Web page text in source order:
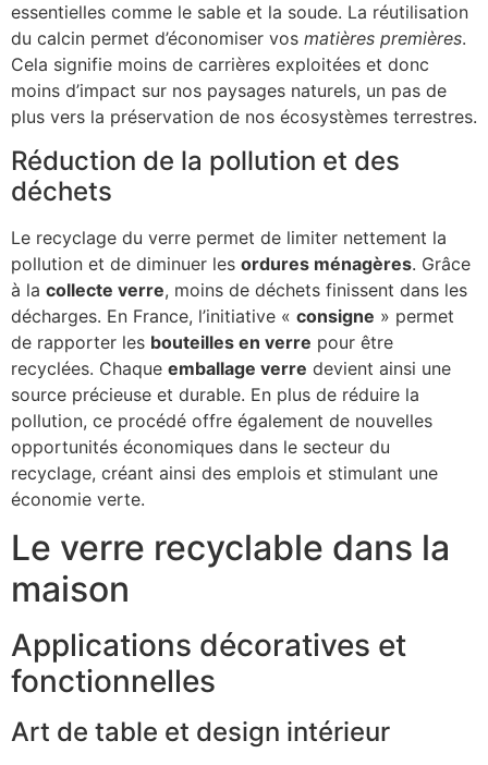
essentielles comme le sable et la soude. La réutilisation
du calcin permet d’économiser vos matières premières.
Cela signifie moins de carrières exploitées et donc
moins d’impact sur nos paysages naturels, un pas de
plus vers la préservation de nos écosystèmes terrestres.
Réduction de la pollution et des
déchets
Le recyclage du verre permet de limiter nettement la
pollution et de diminuer les ordures ménagères. Grâce
à la collecte verre, moins de déchets finissent dans les
décharges. En France, l’initiative « consigne » permet
de rapporter les bouteilles en verre pour être
recyclées. Chaque emballage verre devient ainsi une
source précieuse et durable. En plus de réduire la
pollution, ce procédé offre également de nouvelles
opportunités économiques dans le secteur du
recyclage, créant ainsi des emplois et stimulant une
économie verte.
Le verre recyclable dans la
maison
Applications décoratives et
fonctionnelles
Art de table et design intérieur